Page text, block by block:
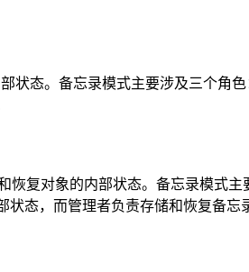
态。备忘录模式主要涉及三个角色
恢复对象的内部状态。备忘录模式
状态，而管理者负责存储和恢复备忘